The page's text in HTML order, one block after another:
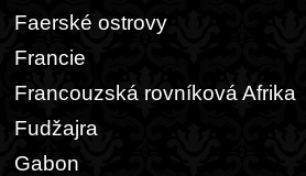
Faerské ostrovy
Francie
Francouzská rovníková Afrika
Fudžajra
Gabon